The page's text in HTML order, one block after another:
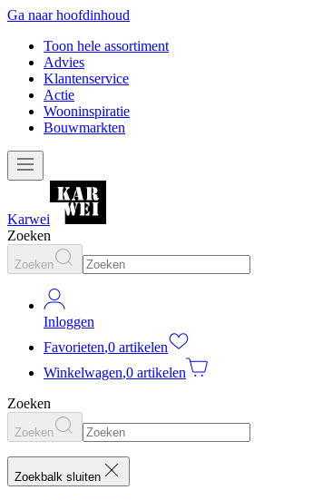
Ga naar hoofdinhoud
Toon hele assortiment
Advies
Klantenservice
Actie
Wooninspiratie
Bouwmarkten
Karwei
Zoeken
Zoeken
Inloggen
Favorieten,0 artikelen
Winkelwagen,0 artikelen
Zoeken
Zoeken
Zoekbalk sluiten